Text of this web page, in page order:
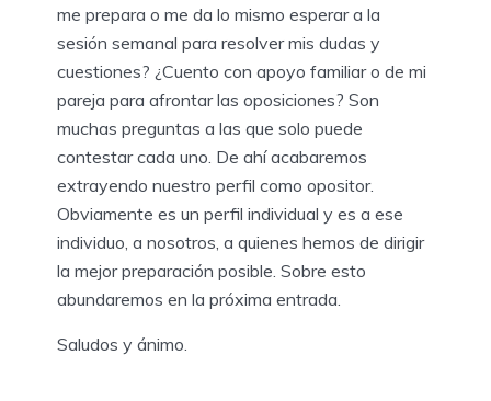
me prepara o me da lo mismo esperar a la
sesión semanal para resolver mis dudas y
cuestiones? ¿Cuento con apoyo familiar o de mi
pareja para afrontar las oposiciones? Son
muchas preguntas a las que solo puede
contestar cada uno. De ahí acabaremos
extrayendo nuestro perfil como opositor.
Obviamente es un perfil individual y es a ese
individuo, a nosotros, a quienes hemos de dirigir
la mejor preparación posible. Sobre esto
abundaremos en la próxima entrada.
Saludos y ánimo.